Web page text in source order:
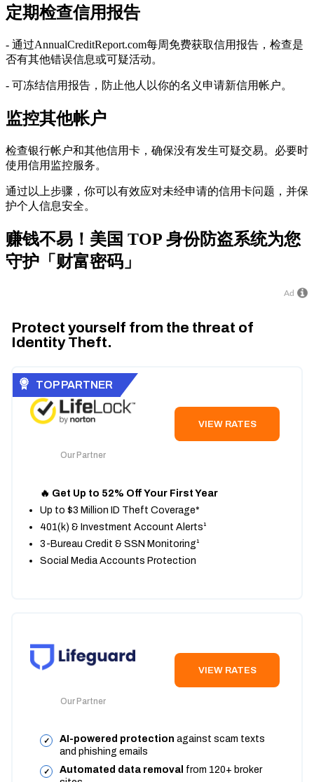
定期检查信用报告
- 通过AnnualCreditReport.com每周免费获取信用报告，检查是
否有其他错误信息或可疑活动。
- 可冻结信用报告，防止他人以你的名义申请新信用帐户。
监控其他帐户
检查银行帐户和其他信用卡，确保没有发生可疑交易。必要时
使用信用监控服务。
通过以上步骤，你可以有效应对未经申请的信用卡问题，并保
护个人信息安全。
赚钱不易！美国 TOP 身份防盗系统为您
守护「财富密码」
Ad